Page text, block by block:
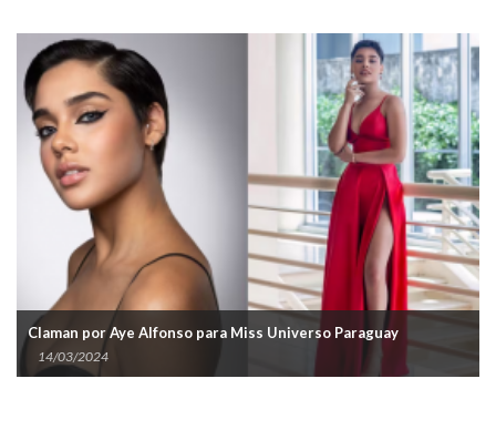
Aye Alfonso para Miss Universo Paraguay
Stephi